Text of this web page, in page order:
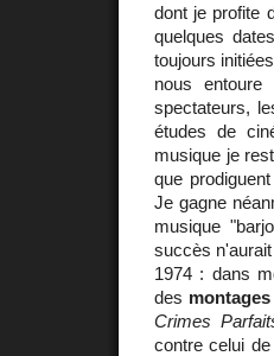
dont je profite
quelques
toujours
nous
spectateurs,
études de
musique je
que
Je gagne
musique
succès
1974 : dans
des
Crimes
contre celui